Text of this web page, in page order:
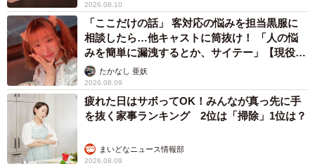
2026.08.10
「ここだけの話」 客対応の悩みを担当黒服に
相談したら…他キャストに筒抜け！ 「人の悩
みを簡単に漏洩するとか、サイテー」【現役キ
ャストに取材】
たかなし 亜妖
2026.08.09
疲れた日はサボってOK！みんなが真っ先に手
を抜く家事ランキング 2位は「掃除」1位は？
まいどなニュース情報部
2026.08.09